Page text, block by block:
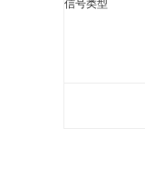
信号类型